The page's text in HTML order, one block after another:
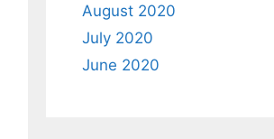
August 2020
July 2020
June 2020